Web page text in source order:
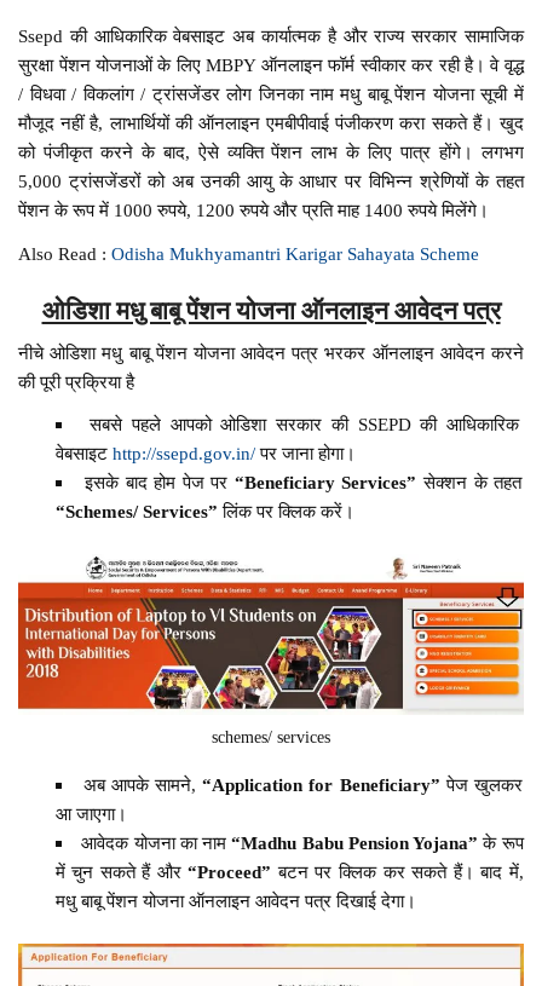
Ssepd की आधिकारिक वेबसाइट अब कार्यात्मक है और राज्य सरकार सामाजिक
सुरक्षा पेंशन योजनाओं के लिए MBPY ऑनलाइन फॉर्म स्वीकार कर रही है। वे वृद्ध
/ विधवा / विकलांग / ट्रांसजेंडर लोग जिनका नाम मधु बाबू पेंशन योजना सूची में
मौजूद नहीं है, लाभार्थियों की ऑनलाइन एमबीपीवाई पंजीकरण करा सकते हैं। खुद
को पंजीकृत करने के बाद, ऐसे व्यक्ति पेंशन लाभ के लिए पात्र होंगे। लगभग
5,000 ट्रांसजेंडरों को अब उनकी आयु के आधार पर विभिन्न श्रेणियों के तहत
पेंशन के रूप में 1000 रुपये, 1200 रुपये और प्रति माह 1400 रुपये मिलेंगे।
Also Read :Odisha Mukhyamantri Karigar Sahayata Scheme
ओडिशा मधु बाबू पेंशन योजना ऑनलाइन आवेदन पत्र
नीचे ओडिशा मधु बाबू पेंशन योजना आवेदन पत्र भरकर ऑनलाइन आवेदन करने
की पूरी प्रक्रिया है
सबसे पहले आपको ओडिशा सरकार की SSEPD की आधिकारिक
वेबसाइट http://ssepd.gov.in/पर जाना होगा।
इसके बाद होम पेज पर “Beneficiary Services” सेक्शन के तहत
“Schemes/ Services” लिंक पर क्लिक करें।
schemes/ services
अब आपके सामने,“Application for Beneficiary” पेज खुलकर
आ जाएगा।
आवेदक योजना का नाम“Madhu Babu Pension Yojana” के रूप
में चुन सकते हैं और“Proceed” बटन पर क्लिक कर सकते हैं। बाद में,
मधु बाबू पेंशन योजना ऑनलाइन आवेदन पत्र दिखाई देगा।